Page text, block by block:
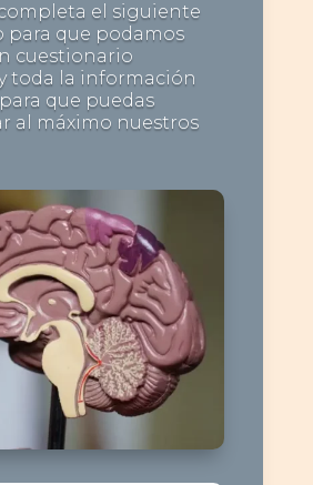
el siguiente
que podamos
cuestionario
toda la información
que puedas
al máximo nuestros